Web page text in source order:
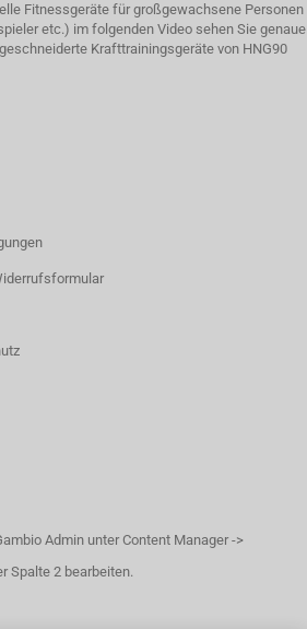
Fitnessgeräte für großgewachsene Personen
etc.) im folgenden Video sehen Sie genaue
Krafttrainingsgeräte von HNG90
Admin unter Content Manager ->
Spalte 2 bearbeiten.